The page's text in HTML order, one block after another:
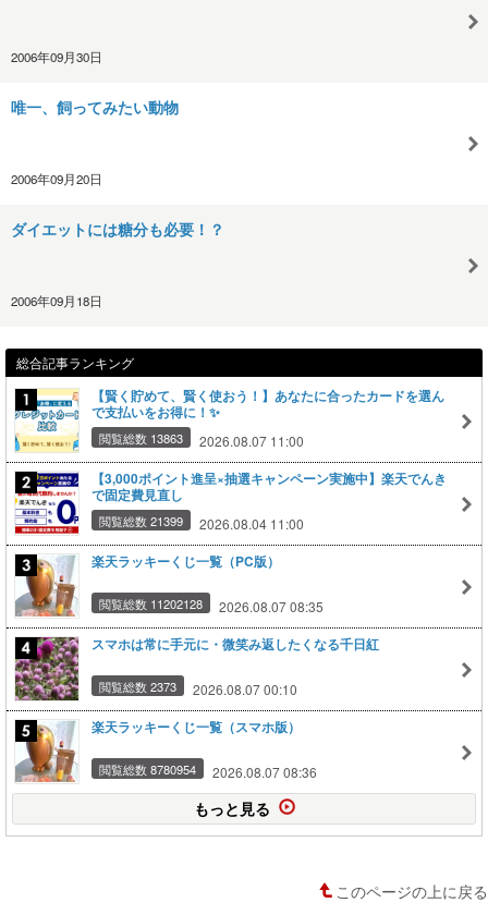
2006年09月30日
唯一、飼ってみたい動物
2006年09月20日
ダイエットには糖分も必要！？
2006年09月18日
総合記事ランキング
【賢く貯めて、賢く使おう！】あなたに合ったカードを選ん
で支払いをお得に！✨
閲覧総数 13863 2026.08.07 11:00
【3,000ポイント進呈×抽選キャンペーン実施中】楽天でんき
で固定費見直し
閲覧総数 21399 2026.08.04 11:00
楽天ラッキーくじ一覧（PC版）
閲覧総数 11202128 2026.08.07 08:35
スマホは常に手元に・微笑み返したくなる千日紅
閲覧総数 2373 2026.08.07 00:10
楽天ラッキーくじ一覧（スマホ版）
閲覧総数 8780954 2026.08.07 08:36
もっと見る
このページの上に戻る